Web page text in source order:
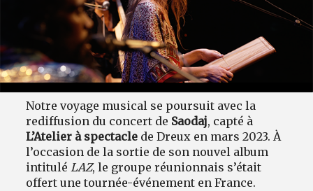
Notre voyage musical se poursuit avec la
rediffusion du concert de Saodaj, capté à
L’Atelier à spectacle de Dreux en mars 2023. À
l’occasion de la sortie de son nouvel album
intitulé LAZ, le groupe réunionnais s’était
offert une tournée-événement en France.